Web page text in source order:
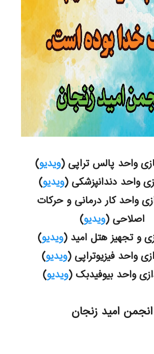
واحد پالس تراپی (ویدیو)
واحد دندانپزشکی (ویدیو)
واحد کار درمانی و حرکات
اصلاحی (ویدیو)
و تجهیز هتل امید (ویدیو)
واحد فیزیوتراپی (ویدیو)
واحد بیوفیدبک (ویدیو)
انجمن امید زنجان